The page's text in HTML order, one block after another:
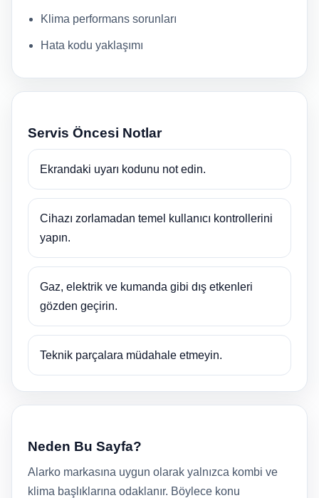
Klima performans sorunları
Hata kodu yaklaşımı
Servis Öncesi Notlar
Ekrandaki uyarı kodunu not edin.
Cihazı zorlamadan temel kullanıcı kontrollerini
yapın.
Gaz, elektrik ve kumanda gibi dış etkenleri
gözden geçirin.
Teknik parçalara müdahale etmeyin.
Neden Bu Sayfa?
Alarko markasına uygun olarak yalnızca kombi ve
klima başlıklarına odaklanır. Böylece konu